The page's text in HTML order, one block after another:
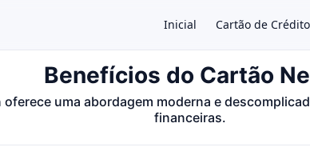
Inicial Cartão de Crédito
×
Benefícios do Cartão
oferece uma abordagem moderna e
financeiras.